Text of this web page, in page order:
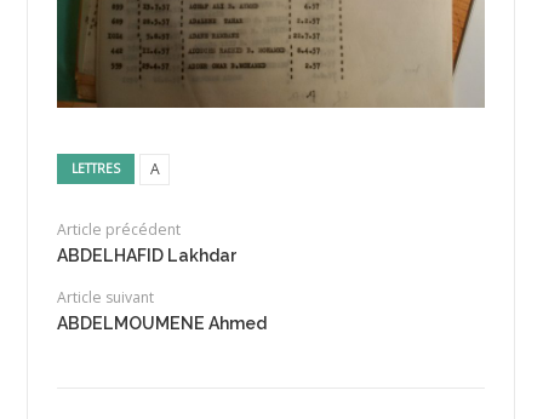
LETTRES A
Article précédent
ABDELHAFID Lakhdar
Article suivant
ABDELMOUMENE Ahmed